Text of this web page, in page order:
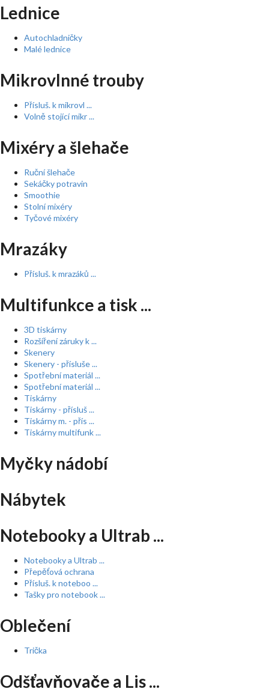
Lednice
Autochladničky
Malé lednice
Mikrovlnné trouby
Přísluš. k mikrovl ...
Volně stojící mikr ...
Mixéry a šlehače
Ruční šlehače
Sekáčky potravin
Smoothie
Stolní mixéry
Tyčové mixéry
Mrazáky
Přísluš. k mrazáků ...
Multifunkce a tisk ...
3D tiskárny
Rozšíření záruky k ...
Skenery
Skenery - přísluše ...
Spotřební materiál ...
Spotřební materiál ...
Tiskárny
Tiskárny - přísluš ...
Tiskárny m. - přís ...
Tiskárny multifunk ...
Myčky nádobí
Nábytek
Notebooky a Ultrab ...
Notebooky a Ultrab ...
Přepěťová ochrana
Přísluš. k noteboo ...
Tašky pro notebook ...
Oblečení
Trička
Odšťavňovače a Lis ...